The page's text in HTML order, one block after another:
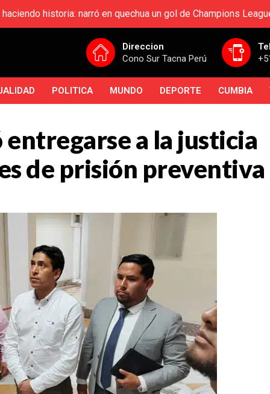
historia: narró en quechua un gol de Champions
Direccion
Cono Sur Tacna Perú
POLITICA MUNDO DEPORTE CUMBIA
a la justicia
de prisión preventiva